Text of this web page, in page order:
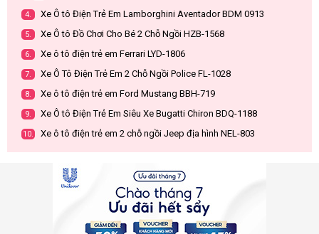
4. Xe Ô tô Điện Trẻ Em Lamborghini Aventador BDM 0913
5. Xe Ô tô Đồ Chơi Cho Bé 2 Chỗ Ngồi HZB-1568
6. Xe ô tô điện trẻ em Ferrari LYD-1806
7. Xe Ô Tô Điện Trẻ Em 2 Chỗ Ngồi Police FL-1028
8. Xe ô tô điện trẻ em Ford Mustang BBH-719
9. Xe Ô tô Điện Trẻ Em Siêu Xe Bugatti Chiron BDQ-1188
10. Xe ô tô điện trẻ em 2 chỗ ngồi Jeep địa hình NEL-803